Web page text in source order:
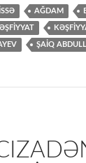
AĞDAM
ŞAIQ